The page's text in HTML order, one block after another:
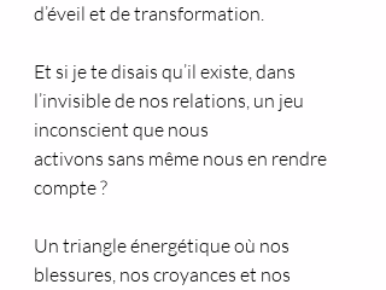
d’éveil et de transformation.
Et si je te disais qu’il existe, dans
l’invisible de nos relations, un jeu
inconscient que nous
activons sans même nous en rendre
compte ?
Un triangle énergétique où nos
blessures, nos croyances et nos